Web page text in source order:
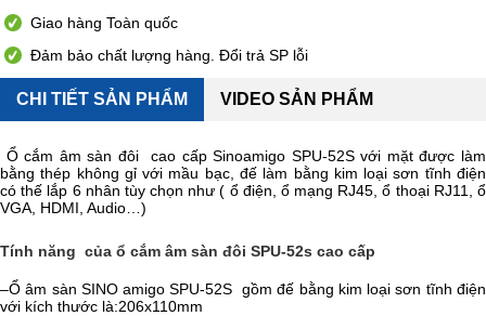
Giao hàng Toàn quốc
Đảm bảo chất lượng hàng. Đổi trả SP lỗi
CHI TIẾT SẢN PHẨM VIDEO SẢN PHẨM
Ổ cắm âm sàn đôi cao cấp Sinoamigo SPU-52S với mặt được làm
bằng thép không gỉ với mầu bạc, đế làm bằng kim loại sơn tĩnh điện
có thế lắp 6 nhân tùy chọn như ( ổ điện, ổ mạng RJ45, ổ thoại RJ11, ổ
VGA, HDMI, Audio…)
Tính năng của ổ cắm âm sàn đôi SPU-52s cao cấp
–Ổ âm sàn SINO amigo SPU-52S gồm đế bằng kim loại sơn tĩnh điện
với kích thước là:206x110mm